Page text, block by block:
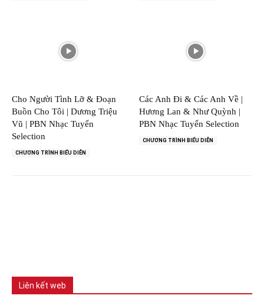
Cho Người Tình Lỡ & Đoạn
Buồn Cho Tôi | Dương Triệu
Vũ | PBN Nhạc Tuyển
Selection
CHƯƠNG TRÌNH BIỂU DIỄN
Các Anh Đi & Các Anh Về |
Hương Lan & Như Quỳnh |
PBN Nhạc Tuyển Selection
CHƯƠNG TRÌNH BIỂU DIỄN
Liên kết web